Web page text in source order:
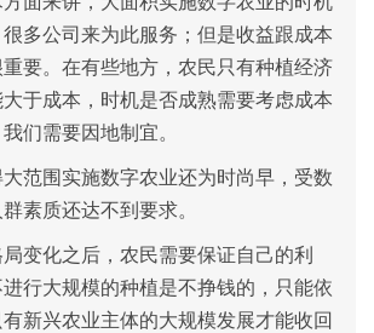
多公司来为此服务；但是收益跟成本
要。在有些地方，农民只有种植经济
于成本，时机是否成熟需要考虑成本
们需要因地制宜。
范围实施数字农业还为时尚早，受数
素质还达不到要求。
变化之后，农民需要保证自己的利
行大规模的种植是不挣钱的，只能依
新兴农业主体的大规模发展才能收回